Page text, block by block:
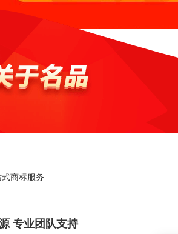
式商标服务
专业团队支持